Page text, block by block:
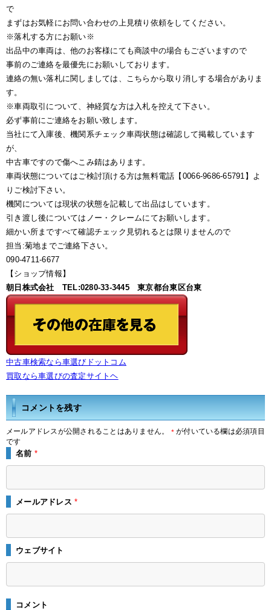
で
まずはお気軽にお問い合わせの上見積り依頼をしてください。
※落札する方にお願い※
出品中の車両は、他のお客様にても商談中の場合もございますので
事前のご連絡を最優先にお願いしております。
連絡の無い落札に関しましては、こちらから取り消しする場合がありま
す。
※車両取引について、神経質な方は入札を控えて下さい。
必ず事前にご連絡をお願い致します。
当社にて入庫後、機関系チェック車両状態は確認して掲載しています
が、
中古車ですので傷へこみ錆はあります。
車両状態についてはご検討頂ける方は無料電話【0066-9686-65791】よ
りご検討下さい。
機関については現状の状態を記載して出品はしています。
引き渡し後についてはノー・クレームにてお願いします。
細かい所まですべて確認チェック見切れるとは限りませんので
担当:菊地までご連絡下さい。
090-4711-6677
【ショップ情報】
朝日株式会社 TEL:0280-33-3445 東京都台東区台東
中古車検索なら車選びドットコム
買取なら車選びの査定サイトヘ
コメントを残す
メールアドレスが公開されることはありません。 *が付いている欄は必須項目
です
名前 *
メールアドレス*
ウェブサイト
コメント